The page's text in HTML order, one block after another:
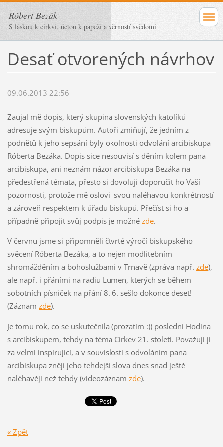
Róbert Bezák
S láskou k církvi, úctou k papeži a věrností svědomí
Desať otvorených návrhov
09.06.2013 22:56
Zaujal mě dopis, který skupina slovenských katolíků
adresuje svým biskupům. Autoři zmiňují, že jedním z
podnětů k jeho sepsání byly okolnosti odvolání arcibiskupa
Róberta Bezáka. Dopis sice nesouvisí s děním kolem pana
arcibiskupa, ani neznám názor arcibiskupa Bezáka na
předestřená témata, přesto si dovoluji doporučit ho Vaší
pozornosti, protože mě oslovil svou naléhavou konkrétností
a zároveň respektem k úřadu biskupů. Přečíst si ho a
případně připojit svůj podpis je možné zde.
V červnu jsme si připomněli čtvrté výročí biskupského
svěcení Róberta Bezáka, a to nejen modlitebním
shromážděním a bohoslužbami v Trnavě (zpráva např. zde),
ale např. i přáními na radiu Lumen, kterých se během
sobotních písniček na přání 8. 6. sešlo dokonce deset!
(Záznam zde).
Je tomu rok, co se uskutečnila (prozatím :)) poslední Hodina
s arcibiskupem, tehdy na téma Církev 21. století. Považuji ji
za velmi inspirující, a v souvislosti s odvoláním pana
arcibiskupa znějí jeho tehdejší slova dnes snad ještě
naléhavěji než tehdy (videozáznam zde).
« Zpět